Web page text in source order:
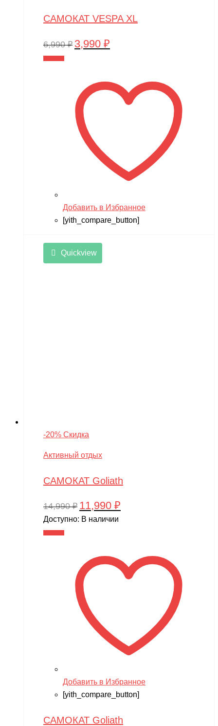
САМОКАТ VESPA XL
6,990₽ Первоначальная
6,990 ₽.
3,990 ₽
Добавить в Избранное
[yith_compare_button]
Quickview
-20% Скидка
Активный отдых
САМОКАТ Goliath
14,990₽ Первоначальная
цена
11,990 ₽
Доступно: В наличии
Добавить в Избранное
[yith_compare_button]
САМОКАТ Goliath